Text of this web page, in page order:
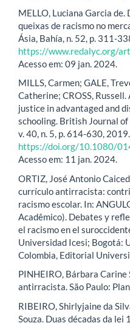
MELLO, Luciana Garcia
queixas de racismo no
Ásia, Bahía, n. 52, p. 311-
https://www.redalyc.org/
Acesso em: 09 jan. 2024.
MILLS, Carmen; GALE,
Catherine; CROSS,
justice in advantaged and
schooling. British Journal
v. 40, n. 5, p. 614-630,
https://doi.org/10.1080/
Acesso em: 11 jan. 2024.
ORTIZ, José Antonio
currículo antirracista:
racismo escolar. In:
Acadêmico). Debates y
el racismo en el
Universidad Icesi; Bogotá:
Colombia, Editorial
PINHEIRO, Bárbara Carine
antirracista. São Paulo:
RIBEIRO, Shirlyjaine da
Souza. Duas décadas da